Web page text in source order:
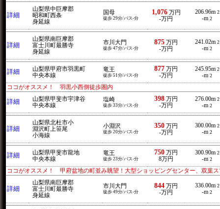
詳細
山梨県中巨摩郡
昭和町西条
身延線
国母
徒歩 29分/バス-分
1,076万円
-万円
206.96m 2
-m 2
詳細
山梨県南巨摩郡
富士川町最勝寺
身延線
市川大門
徒歩 47分/バス-分
875 万円
-万円
241.02m 2
-m 2
詳細
山梨県甲府市羽黒町
中央本線
竜王
徒歩 51分/バス-分
877 万円
-万円
245.95m 2
-m 2
ココがオススメ！ 羽黒小西側徒歩圏内
詳細
山梨県甲斐市宇津谷
中央本線
塩崎
徒歩 33分/バス-分
398 万円
-万円
276.00m 2
-m 2
詳細
山梨県北杜市小
淵沢町上笹尾
小海線
小淵沢
徒歩 20分/バス-分
350 万円
-万円
300.00m 2
-m 2
詳細
山梨県甲斐市龍地
中央本線
竜王
徒歩 23分/バス-分
750 万円
8万円
300.90m 2
-m 2
ココがオススメ！ 甲府盆地の町並み眺望！大型ショッピングセンター、双葉
詳細
山梨県南巨摩郡
富士川町最勝寺
身延線
市川大門
徒歩 49分/バス-分
844 万円
-万円
336.00m 2
-m 2